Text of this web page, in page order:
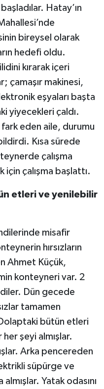
Hatay’ın
bireysel olarak
hedefi oldu.
kırarak içeri
çamaşır makinesi,
eşyaları başta
yiyecekleri çaldı.
fark eden aile, durumu
Kısa sürede
çalışma
için çalışma başlattı.
etleri ve yenilebilir
misafir
hırsızların
Ahmet Küçük,
konteyneri var. 2
Dün gecede
tamamen
bütün etleri
her şeyi almışlar.
Arka pencereden
süpürge ve
Yatak odasını